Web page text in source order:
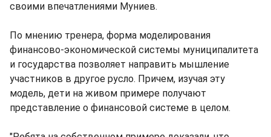
своими впечатлениями Муниев.
По мнению тренера, форма моделирования
финансово-экономической системы муниципалитета
и государства позволяет направить мышление
участников в другое русло. Причем, изучая эту
модель, дети на живом примере получают
представление о финансовой системе в целом.